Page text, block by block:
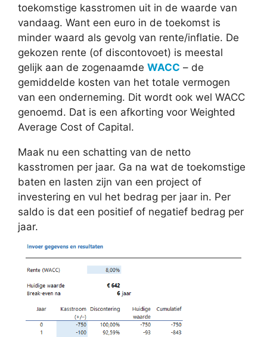
toekomstige kasstromen uit in de waarde van
vandaag. Want een euro in de toekomst is
minder waard als gevolg van rente/inflatie. De
gekozen rente (of discontovoet) is meestal
gelijk aan de zogenaamde WACC – de
gemiddelde kosten van het totale vermogen
van een onderneming. Dit wordt ook wel WACC
genoemd. Dat is een afkorting voor Weighted
Average Cost of Capital.
Maak nu een schatting van de netto
kasstromen per jaar. Ga na wat de toekomstige
baten en lasten zijn van een project of
investering en vul het bedrag per jaar in. Per
saldo is dat een positief of negatief bedrag per
jaar.